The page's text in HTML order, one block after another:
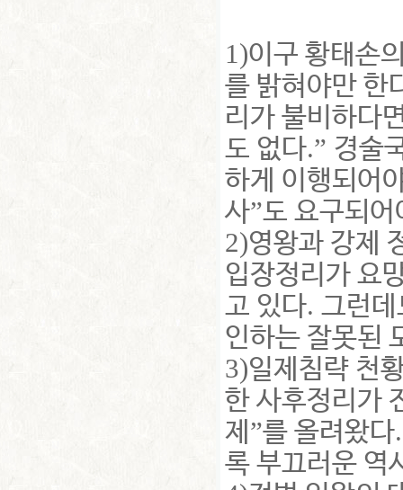
1)이구 황태손
를 밝혀야만 한
리가 불비하다
도 없다.” 경술
하게 이행되어
사”도 요구되어
2)영왕과 강제
입장정리가 요
고 있다. 그런
인하는 잘못된
3)일제침략 천
한 사후정리가
제 ”를 올려왔다
록 부끄러운 역